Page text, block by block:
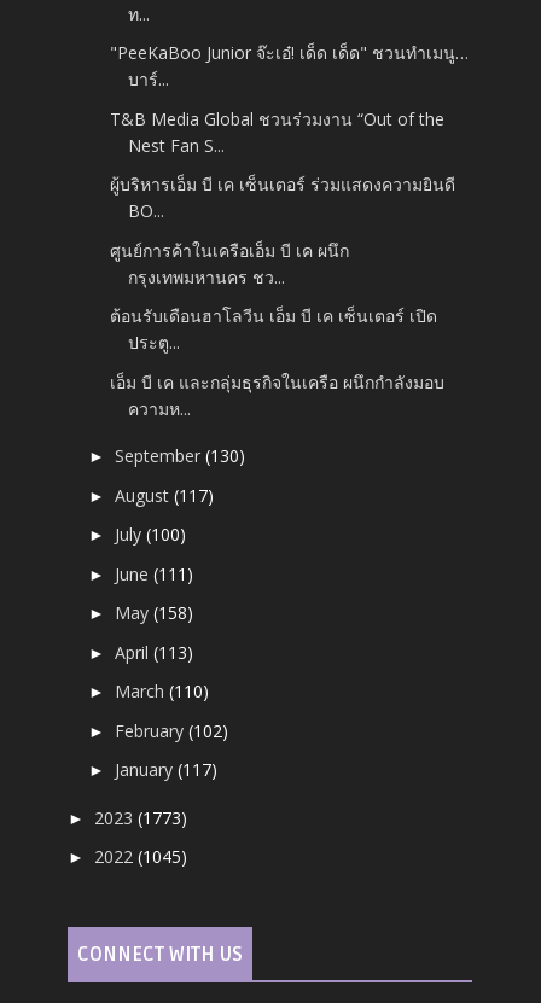
ท...
"PeeKaBoo Junior จ๊ะเอ๋! เด็ด เด็ด" ชวนทำเมนู…
บาร์...
T&B Media Global ชวนร่วมงาน “Out of the
Nest Fan S...
ผู้บริหารเอ็ม บี เค เซ็นเตอร์ ร่วมแสดงความยินดี
BO...
ศูนย์การค้าในเครือเอ็ม บี เค ผนึก
กรุงเทพมหานคร ชว...
ต้อนรับเดือนฮาโลวีน เอ็ม บี เค เซ็นเตอร์ เปิด
ประตู...
เอ็ม บี เค และกลุ่มธุรกิจในเครือ ผนึกกำลังมอบ
ความห...
►September(130)
►August(117)
► July(100)
► June(111)
► May(158)
►April(113)
► March(110)
► February(102)
► January(117)
► 2023(1773)
► 2022(1045)
CONNECT WITH US